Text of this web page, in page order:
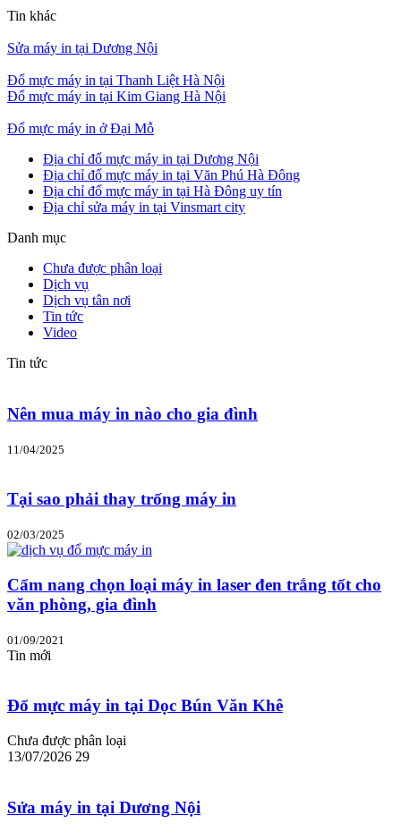
Tin khác
Sửa máy in tại Dương Nội
Đổ mực máy in tại Thanh Liệt Hà Nội
Đổ mực máy in tại Kim Giang Hà Nội
Đổ mực máy in ở Đại Mỗ
Địa chỉ đổ mực máy in tại Dương Nội
Địa chỉ đổ mực máy in tại Văn Phú Hà Đông
Địa chỉ đổ mực máy in tại Hà Đông uy tín
Địa chỉ sửa máy in tại Vinsmart city
Danh mục
Chưa được phân loại
Dịch vụ
Dịch vụ tân nơi
Tin tức
Video
Tin tức
Nên mua máy in nào cho gia đình
11/04/2025
Tại sao phải thay trống máy in
02/03/2025
Cẩm nang chọn loại máy in laser đen trắng tốt cho
văn phòng, gia đình
01/09/2021
Tin mới
Đổ mực máy in tại Dọc Bún Văn Khê
Chưa được phân loại
13/07/2026 29
Sửa máy in tại Dương Nội